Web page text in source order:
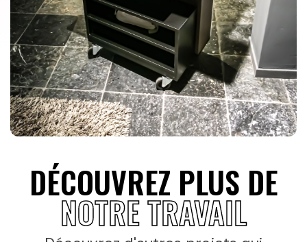
DÉCOUVREZ PLUS DE
NOTRE TRAVAIL